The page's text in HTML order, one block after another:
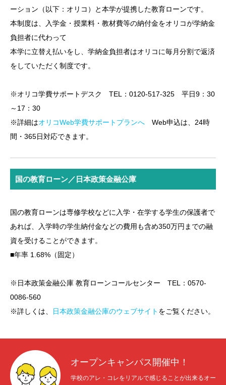
ーション（以下：オリコ）と本学が提携した教育ローンです。
本制度は、入学金・授業料・教材費等の納付金をオリコが学納金
負担者に代わって
本学に立替え払いをし、学納金負担者はオリコに毎月分割で返済
をしていただく制度です。
※オリコ学費サポートデスク TEL：0120-517-325 平日9：30
～17：30
※詳細はオリコWeb学費サポートプランへ Web申込は、24時
間・365日対応できます。
国の教育ローン／日本政策金融公庫
国の教育ローンは専修学校などに入学・在学する学生の保護者で
あれば、入学時の学生納付金などの費用も含め350万円までの融
資を受けることができます。
■年率 1.68%（固定）
※日本政策金融公庫 教育ローンコールセンター TEL：0570-
0086-560
※詳しくは、
日本政策金融公庫のウェブサイト をご覧ください。
オープンキャンパス開催中！
学校のアレ・コレをリアルで感じることが出来るオー